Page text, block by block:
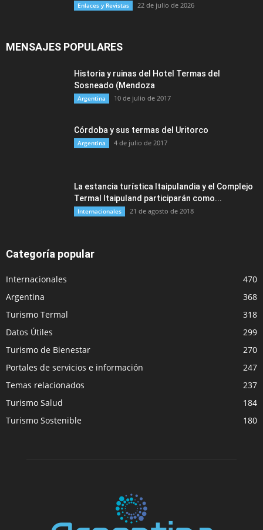
Enlaces y Revistas 22 de julio de 2026
MENSAJES POPULARES
Historia y ruinas del Hotel Termas del
Sosneado (Mendoza
Argentina 10 de julio de 2017
Córdoba y sus termas del Uritorco
Argentina 4 de julio de 2017
La estancia turística Itaipulandia y el Complejo
Termal Itaipuland participarán como...
Internacionales 21 de agosto de 2018
Categoría popular
Internacionales
470
Argentina
368
Turismo Termal
318
Datos Útiles
299
Turismo de Bienestar
270
Portales de servicios e información
247
Temas relacionados
237
Turismo Salud
184
Turismo Sostenible
180